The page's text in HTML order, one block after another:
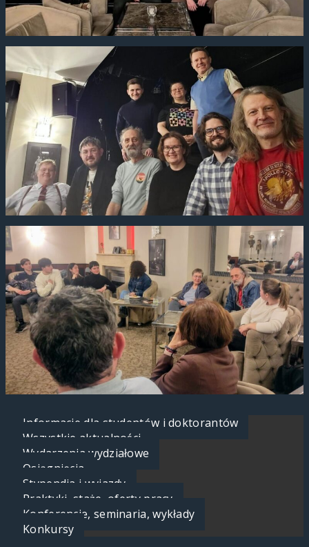
Informacje dla studentów i doktorantów
Wszystkie aktualności
Wydarzenia wydziałowe
Osiągnięcia
Stypendia i wyjazdy
Praktyki, staże, oferty pracy
Konferencje, seminaria, wykłady
Konkursy